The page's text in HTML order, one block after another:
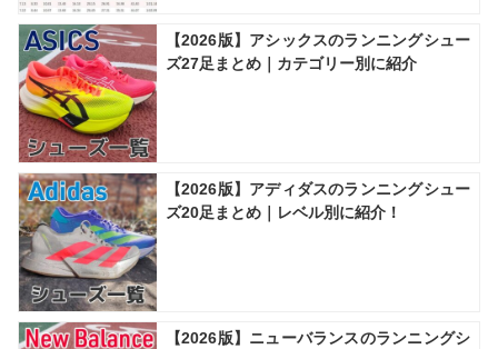
【2026版】アシックスのランニングシュー
ズ27足まとめ｜カテゴリー別に紹介
【2026版】アディダスのランニングシュー
ズ20足まとめ｜レベル別に紹介！
【2026版】ニューバランスのランニングシ